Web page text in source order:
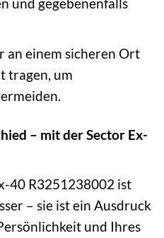
an einem sicheren Ort
tragen, um
– mit der Sector Ex-
40 R3251238002 ist
– sie ist ein Ausdruck
und Ihres